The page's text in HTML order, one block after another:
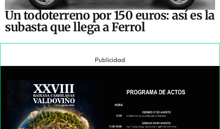
Un todoterreno por 150 euros: así es la
subasta que llega a Ferrol
Publicidad